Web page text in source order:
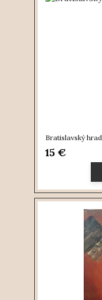
Bratislavský hrad
15 €